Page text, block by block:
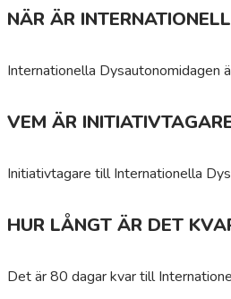
NÄR ÄR
Internationella Dysautonomidagen
VEM ÄR
Initiativtagare till Internationella
HUR LÅNGT ÄR DET
Det är 80 dagar kvar till